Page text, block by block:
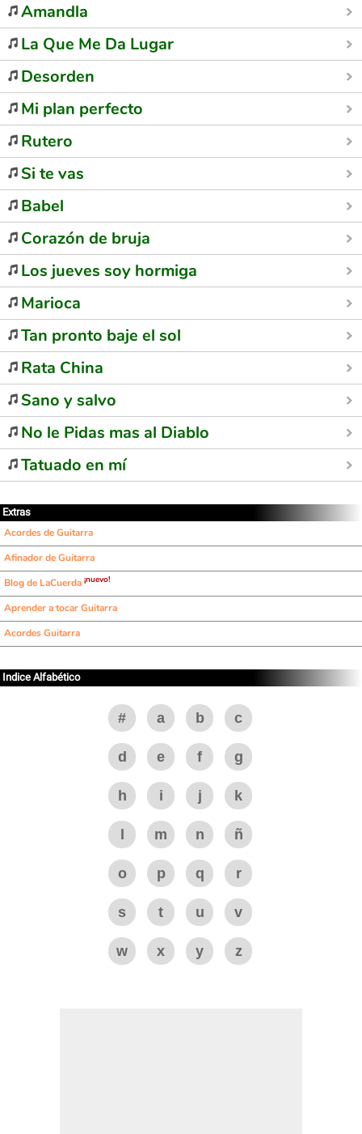
Amandla
La Que Me Da Lugar
Desorden
Mi plan perfecto
Rutero
Si te vas
Babel
Corazón de bruja
Los jueves soy hormiga
Marioca
Tan pronto baje el sol
Rata China
Sano y salvo
No le Pidas mas al Diablo
Tatuado en mí
Extras
Acordes de Guitarra
Afinador de Guitarra
Blog de LaCuerda ¡nuevo!
Aprender a tocar Guitarra
Acordes Guitarra
Indice Alfabético
# a b c
d e f g
h i j k
m n ñ
o p q r
s t u v
w x y z